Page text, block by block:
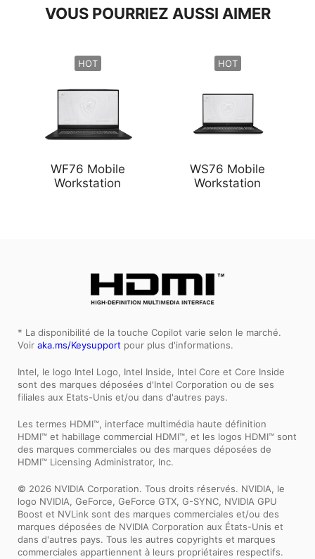
VOUS POURRIEZ AUSSI AIMER
HOT
WF76 Mobile
Workstation
HOT
WS76 Mobile
Workstation
* La disponibilité de la touche Copilot varie selon le marché.
Voir aka.ms/Keysupport pour plus d'informations.
Intel, le logo Intel Logo, Intel Inside, Intel Core et Core Inside
sont des marques déposées d'Intel Corporation ou de ses
filiales aux Etats-Unis et/ou dans d'autres pays.
Les termes HDMI™, interface multimédia haute définition
HDMI™ et habillage commercial HDMI™, et les logos HDMI™ sont
des marques commerciales ou des marques déposées de
HDMI™ Licensing Administrator, Inc.
© 2026 NVIDIA Corporation. Tous droits réservés. NVIDIA, le
logo NVIDIA, GeForce, GeForce GTX, G-SYNC, NVIDIA GPU
Boost et NVLink sont des marques commerciales et/ou des
marques déposées de NVIDIA Corporation aux États-Unis et
dans d'autres pays. Tous les autres copyrights et marques
commerciales appartiennent à leurs propriétaires respectifs.